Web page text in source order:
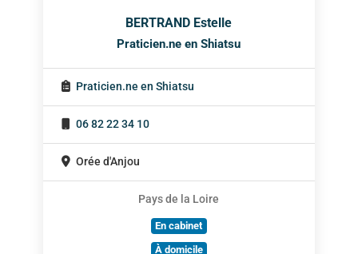
BERTRAND Estelle
Praticien.ne en Shiatsu
Praticien.ne en Shiatsu
06 82 22 34 10
Orée d'Anjou
Pays de la Loire
En cabinet
À domicile